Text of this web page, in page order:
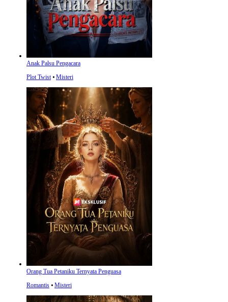
Anak Palsu Pengacara
Plot Twist⦁ Misteri
Orang Tua Petaniku Ternyata Penguasa
Romantis ⦁ Misteri